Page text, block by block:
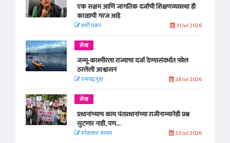
एक सक्षम आणि जागतिक दर्जाची शिक्षणव्यवस्था ही
काळाची गरज आहे
शशी थरूर 31 Jul 2026
लेख
जम्मू-काश्मीरला राज्याचा दर्जा देण्यासंदर्भात फोल
ठरलेली आश्वासनं
रामचंद्र गुहा 28 Jul 2026
लेख
प्रधानांच्याच काय पंतप्रधानांच्या राजीनाम्यानेही प्रश्न
सुटणार नाही, पण...
स्नेहलता जाधव 23 Jul 2026